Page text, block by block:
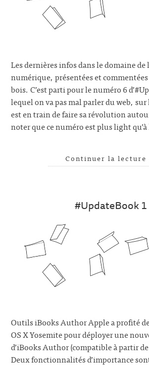
Les dernières infos dans le domaine
numérique, présentées et
bois. C’est parti pour le numéro 6
lequel on va pas mal parler du web,
est en train de faire sa révolution
noter que ce numéro est plus light
Continuer la lecture
#UpdateBook 1
Outils iBooks Author Apple a profité
OS X Yosemite pour déployer une
d’iBooks Author (compatible à partir
Deux fonctionnalités d’importance